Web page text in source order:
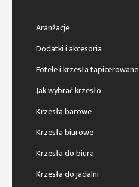
Aranżacje
Dodatki i akcesoria
Fotele i krzesła tapicerowane
Jak wybrać krzesło
Krzesła barowe
Krzesła biurowe
Krzesła do biura
Krzesła do jadalni